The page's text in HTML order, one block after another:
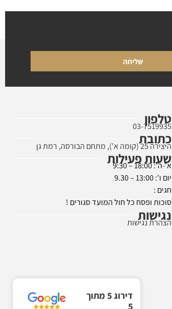
שליחה
טלפון
03-7519935
כתובת
היצירה 25 (קומה א'), מתחם הבורסה, רמת גן
שעות פעילות
א'-ה': 18:00 – 9:30
יום ו': 13:00 – 9.30
חגים :
סוכות ופסח כל חול המועד סגורים !
נגישות
הצהרת נגישות
דירוג 5 מתוך
5